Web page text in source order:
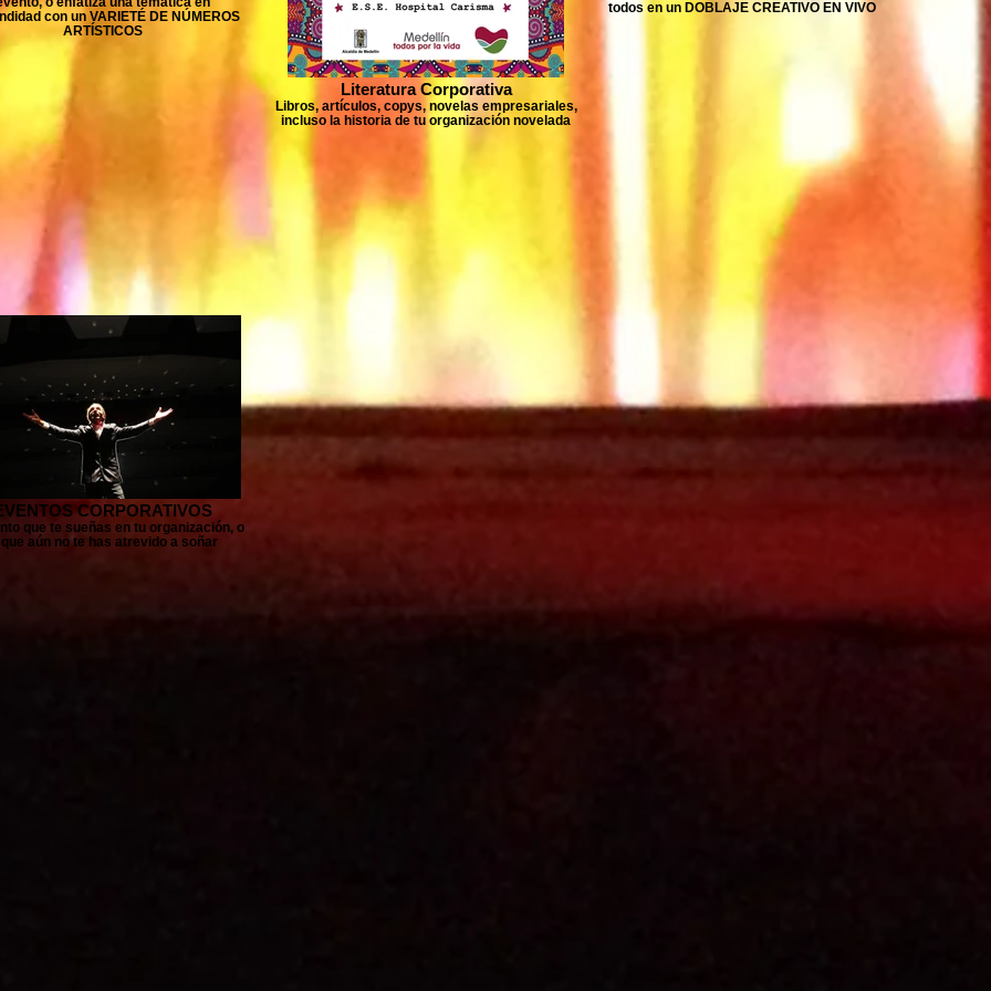
con un VARIETÉ DE NÚMEROS
ARTÍSTICOS
Literatura Corporativa
Libros, artículos, copys, novelas empresariales,
incluso la historia de tu organización novelada
todos en un DOBLAJE CREATIVO EN VIVO
CORPORATIVOS
que te sueñas en tu organización, o
aún no te has atrevido a soñar